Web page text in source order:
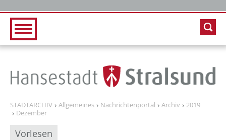
STADTARCHIV Allgemeines Nachrichtenportal Archiv
2019
Dezember
Vorlesen